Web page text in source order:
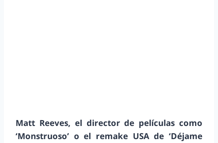
Matt Reeves, el director de películas como
‘Monstruoso’ o el remake USA de ‘Déjame